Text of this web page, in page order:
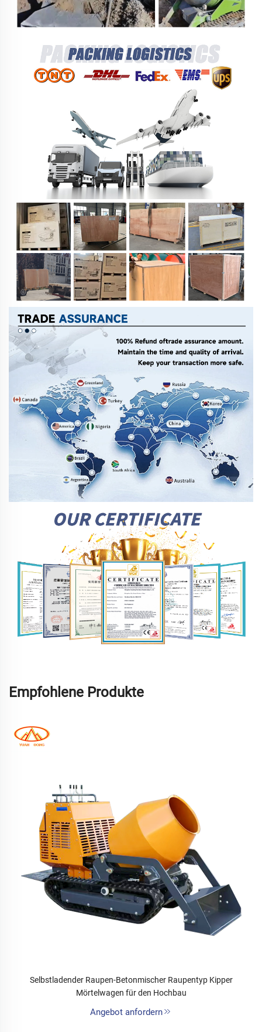
Empfohlene Produkte
Selbstladender Raupen-Betonmischer Raupentyp Kipper
Mörtelwagen für den Hochbau
Angebot anfordern